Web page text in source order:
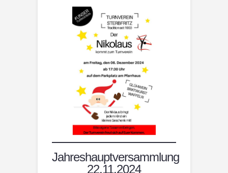
Jahreshauptversammlung
22.11.2024